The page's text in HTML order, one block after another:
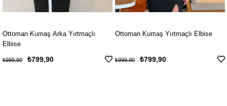
Yırtmaçlı Ottoman Kumaş Yırtmaçlı Elbise
₺799,90
Ottoman Kumaş
₺799,90